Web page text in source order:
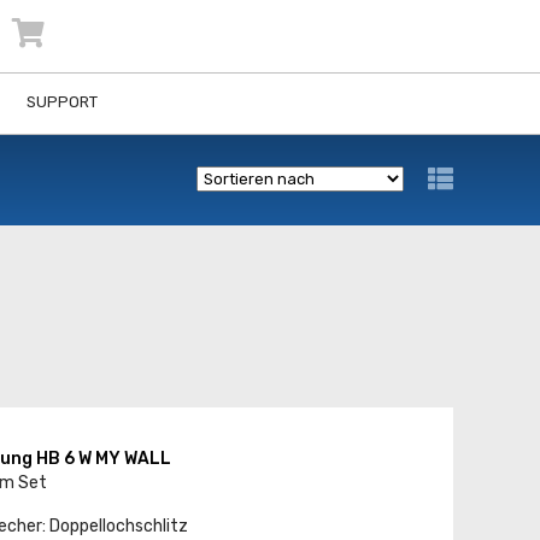
SUPPORT
HB 6 W MY WALL
Set
Doppellochschlitz